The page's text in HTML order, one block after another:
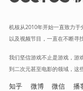
机核从2010年开始一直致力
以及视频节目，一直在不断寻
我们坚信游戏不止是游戏，游
到二次元甚至电影的领域，这
知乎 微博 微信 播